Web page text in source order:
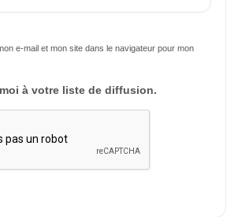
e-mail et mon site dans le navigateur pour mon
à votre liste de diffusion.